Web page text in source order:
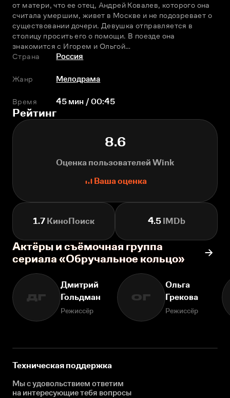
от матери, что ее отец, Андрей Ковалев, которого она
считала умершим, живет в Москве и не подозревает о
существовании дочери. Девушка отправляется в
столицу просить его о помощи. В поезде она
знакомится с Игорем и Ольгой…
Страна
Россия
Жанр Мелодрама
Время 45 мин / 00:45
Рейтинг
8.6
Оценка пользователей Wink
Ваша оценка
1.7 КиноПоиск 4.5IMDb
Актёры и съёмочная группа
сериала «Обручальное кольцо»
ДГ
Дмитрий
Гольдман
Режиссёр
ОГ
Ольга
Грекова
Режиссёр
Техническая поддержка
Мы с удовольствием ответим
на интересующиетебя вопросы